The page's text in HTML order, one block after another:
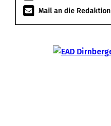
Mail an die Redaktion